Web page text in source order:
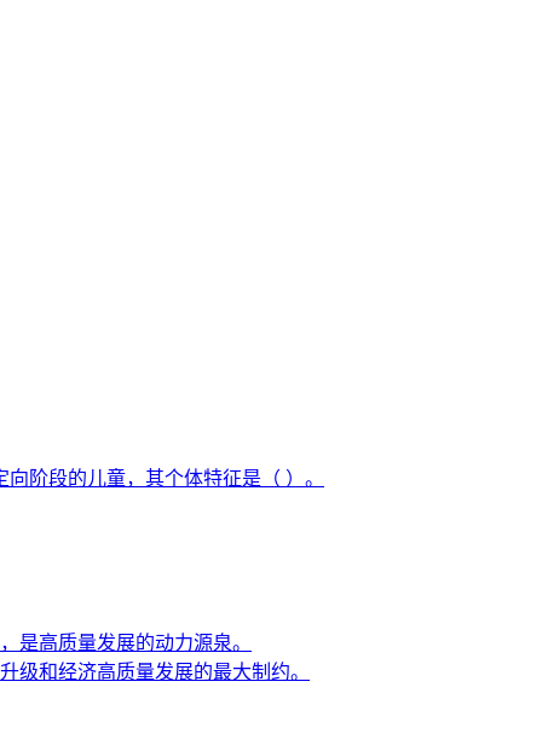
阶段的儿童，其个体特征是（ ）。
是高质量发展的动力源泉。
级和经济高质量发展的最大制约。